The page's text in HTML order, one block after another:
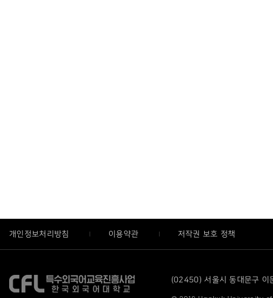
개인정보처리방침 이용약관 저작권 보호 정책
(02450) 서울시 동대문구